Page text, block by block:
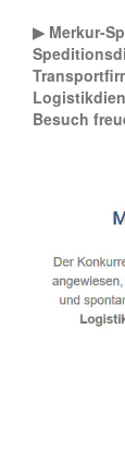
▶︎ Merkur-
Besuch